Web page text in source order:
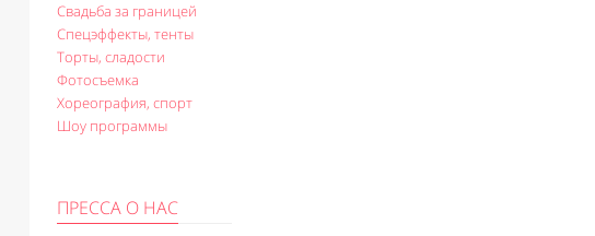
Свадьба за границей
Спецэффекты, тенты
Торты, сладости
Фотосъемка
Хореография, спорт
Шоу программы
ПРЕССА О НАС